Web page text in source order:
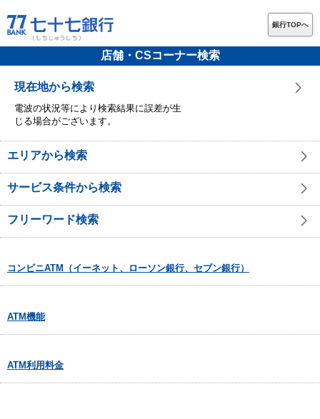
銀行TOPへ
店舗・CSコーナー検索
現在地から検索
電波の状況等により検索結果に誤差が生
じる場合がございます。
エリアから検索
サービス条件から検索
フリーワード検索
コンビニATM（イーネット、ローソン銀行、セブン銀行）
ATM機能
ATM利用料金